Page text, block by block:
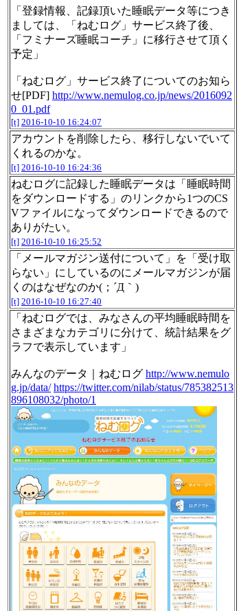
「登録情報、記録頂いた睡眠データ等につき
ましては、「ねむログ」サービス終了後、
「フミナーズ睡眠コーチ」に移行させて頂く
予定」
「ねむログ」サービス終了についてのお知ら
せ[PDF] http://www.nemulog.co.jp/news/2016092
0_01.pdf
[t] 2016-10-10 16:24:07
アカウントを削除したら、移行しないでいて
くれるのかな。
[t] 2016-10-10 16:24:36
ねむログに記録した睡眠データは「睡眠時間
をダウンロードする」のリンクから1つのCS
Vファイルになってダウンロードできるので
ありがたい。
[t] 2016-10-10 16:25:52
「メールマガジン送付について」を「受け取
らない」にしているのにメールマガジンが届
くのはなぜなのか(；´Д｀)
[t] 2016-10-10 16:27:40
「ねむログでは、みなさんの平均睡眠時間を
さまざまなカテゴリに分けて、統計結果をグ
ラフで表示しています」
みんなのデータ｜ねむログ http://www.nemulo
g.jp/data/ https://twitter.com/nilab/status/785382513
896108032/photo/1